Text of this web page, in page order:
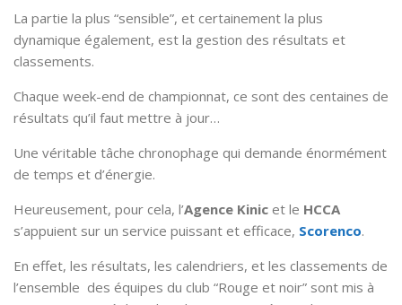
La partie la plus “sensible”, et certainement la plus
dynamique également, est la gestion des résultats et
classements.
Chaque week-end de championnat, ce sont des centaines de
résultats qu’il faut mettre à jour…
Une véritable tâche chronophage qui demande énormément
de temps et d’énergie.
Heureusement, pour cela, l’Agence Kinic et le HCCA
s’appuient sur un service puissant et efficace, Scorenco.
En effet, les résultats, les calendriers, et les classements de
l’ensemble des équipes du club “Rouge et noir” sont mis à